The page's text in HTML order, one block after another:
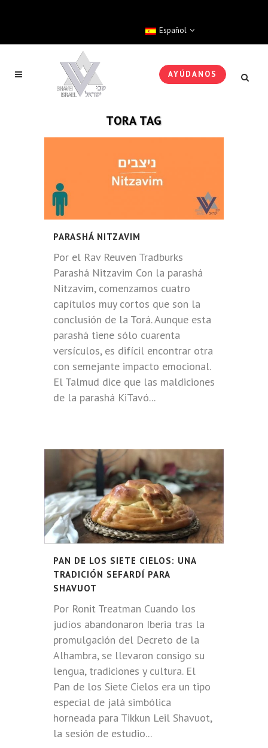
Español
AYÚDANOS
TORA TAG
PARASHÁ NITZAVIM
Por el Rav Reuven Tradburks
Parashá Nitzavim Con la parashá
Nitzavim, comenzamos cuatro
capítulos muy cortos que son la
conclusión de la Torá. Aunque esta
parashá tiene sólo cuarenta
versículos, es difícil encontrar otra
con semejante impacto emocional.
El Talmud dice que las maldiciones
de la parashá KiTavó...
PAN DE LOS SIETE CIELOS: UNA
TRADICIÓN SEFARDÍ PARA
SHAVUOT
Por Ronit Treatman Cuando los
judíos abandonaron Iberia tras la
promulgación del Decreto de la
Alhambra, se llevaron consigo su
lengua, tradiciones y cultura. El
Pan de los Siete Cielos era un tipo
especial de jalá simbólica
horneada para Tikkun Leil Shavuot,
la sesión de estudio...